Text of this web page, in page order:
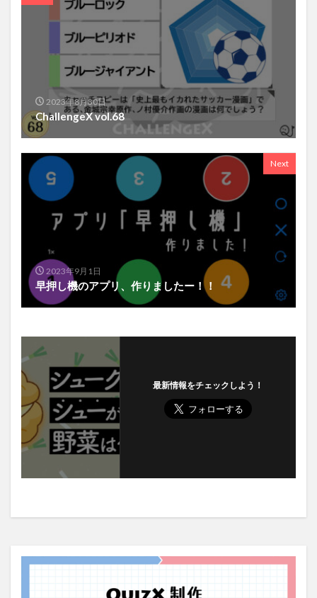
2023年8月30日
ChallengeX vol.68
Next
2023年9月1日
早押し機のアプリ、作りましたー！！
最新情報をチェックしよう！